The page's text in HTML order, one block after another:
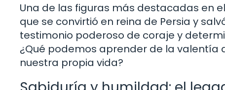
Una de las figuras más destacadas en
que se convirtió en reina de Persia y
testimonio poderoso de coraje y
¿Qué podemos aprender de la valentía
nuestra propia vida?